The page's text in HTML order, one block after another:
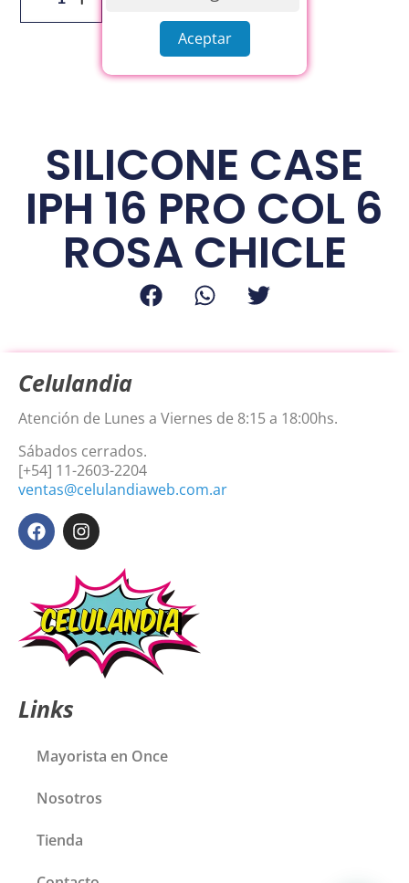
SILICONE CASE
IPH 16 PRO COL 6
ROSA CHICLE
Celulandia
Atención de Lunes a Viernes de 8:15 a 18:00hs.
Sábados cerrados.
[+54] 11-2603-2204
ventas@celulandiaweb.com.ar
Links
Mayorista en Once
Nosotros
Tienda
Aceptar